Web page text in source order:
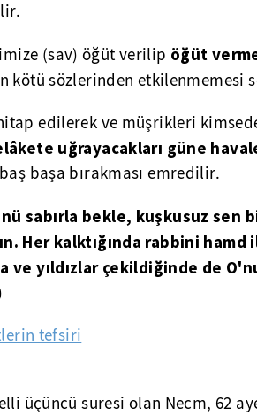
(sav) öğüt verilip öğüt
kötü sözlerinden etkilenmemesi
edilerek ve müşrikleri
uğrayacakları güne
başa bırakması emredilir.
sabırla bekle, kuşkusuz sen
Her kalktığında rabbini
ve yıldızlar çekildiğinde de
tefsiri
üçüncü suresi olan Necm, 62